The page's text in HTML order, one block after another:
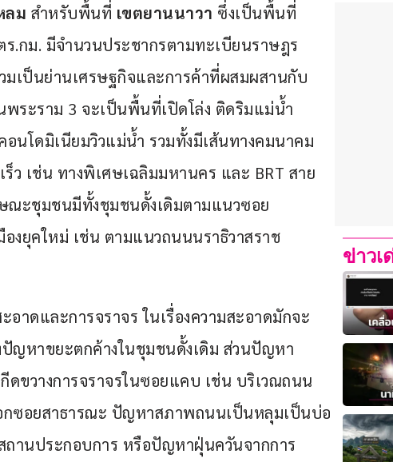
ลม สำหรับพื้นที่ เขตยานนาวา ซึ่งเป็นพื้นที่
.กม. มีจำนวนประชากรตามทะเบียนราษฎร
เป็นย่านเศรษฐกิจและการค้าที่ผสมผสานกับ
ระราม 3 จะเป็นพื้นที่เปิดโล่ง ติดริมแม่น้ำ
นโดมิเนียมวิวแม่น้ำ รวมทั้งมีเส้นทางคมนาคม
ว เช่น ทางพิเศษเฉลิมมหานคร และ BRT สาย
ะชุมชนมีทั้งชุมชนดั้งเดิมตามแนวซอย
งยุคใหม่ เช่น ตามแนวถนนนราธิวาสราช
าดและการจราจร ในเรื่องความสะอาดมักจะ
ญหาขยะตกค้างในชุมชนดั้งเดิม ส่วนปัญหา
ดขวางการจราจรในซอยแคบ เช่น บริเวณถนน
กซอยสาธารณะ ปัญหาสภาพถนนเป็นหลุมเป็นบ่อ
านประกอบการ หรือปัญหาฝุ่นควันจากการ
ข่าวเ